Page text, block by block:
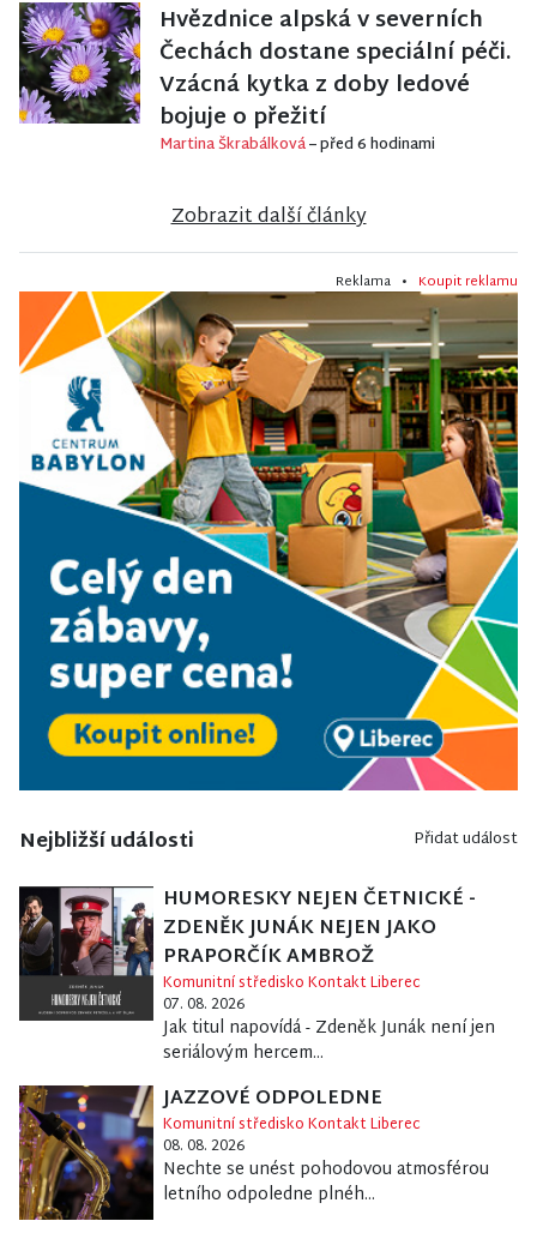
Hvězdnice alpská v severních
Čechách dostane speciální péči.
Vzácná kytka z doby ledové
bojuje o přežití
Martina Škrabálková– před 6 hodinami
Zobrazit další články
Reklama • Koupit reklamu
Nejbližší události Přidat událost
HUMORESKY NEJEN ČETNICKÉ -
ZDENĚK JUNÁK NEJEN JAKO
PRAPORČÍK AMBROŽ
Komunitní středisko Kontakt Liberec
07. 08. 2026
Jak titul napovídá - Zdeněk Junák není jen
seriálovým hercem...
JAZZOVÉ ODPOLEDNE
Komunitní středisko Kontakt Liberec
08. 08. 2026
Nechte se unést pohodovou atmosférou
letního odpoledne plnéh...